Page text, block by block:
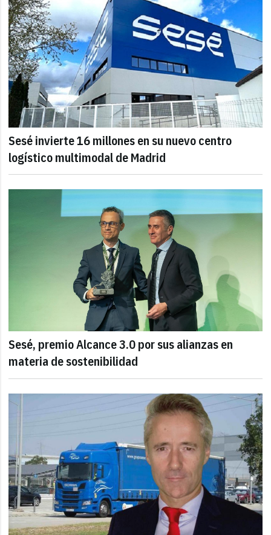
Sesé invierte 16 millones en su nuevo centro
logístico multimodal de Madrid
Sesé, premio Alcance 3.0 por sus alianzas en
materia de sostenibilidad